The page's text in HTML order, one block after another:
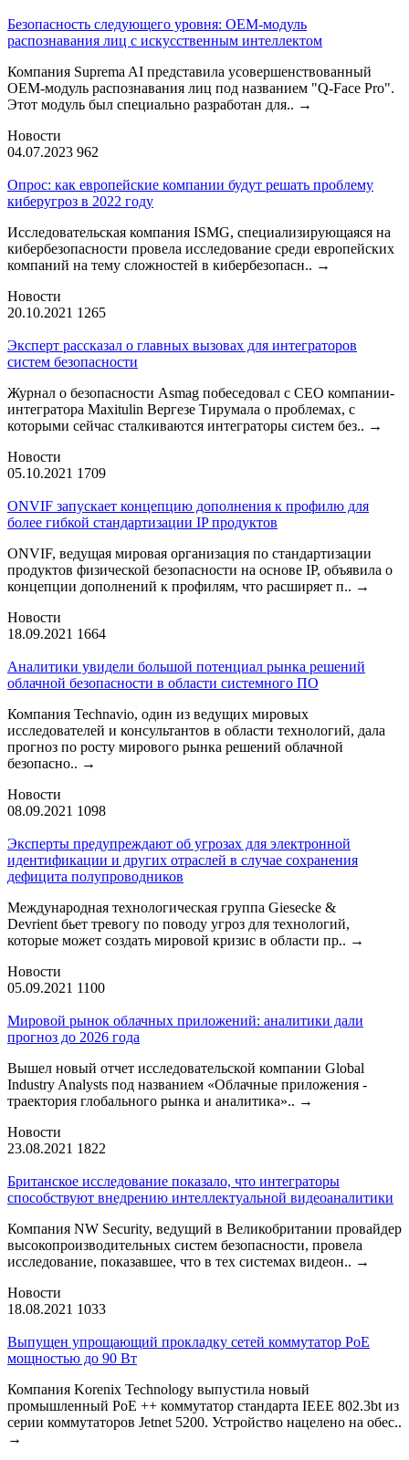
Безопасность следующего уровня: OEM-модуль
распознавания лиц с искусственным интеллектом
Компания Suprema AI представила усовершенствованный
OEM-модуль распознавания лиц под названием "Q-Face Pro".
Этот модуль был специально разработан для.. →
Новости
04.07.2023 962
Опрос: как европейские компании будут решать проблему
киберугроз в 2022 году
Исследовательская компания ISMG, специализирующаяся на
кибербезопасности провела исследование среди европейских
компаний на тему сложностей в кибербезопасн.. →
Новости
20.10.2021 1265
Эксперт рассказал о главных вызовах для интеграторов
систем безопасности
Журнал о безопасности Asmag побеседовал с CEO компании-
интегратора Maxitulin Вергезе Тирумала о проблемах, с
которыми сейчас сталкиваются интеграторы систем без.. →
Новости
05.10.2021 1709
ONVIF запускает концепцию дополнения к профилю для
более гибкой стандартизации IP продуктов
ONVIF, ведущая мировая организация по стандартизации
продуктов физической безопасности на основе IP, объявила о
концепции дополнений к профилям, что расширяет п.. →
Новости
18.09.2021 1664
Аналитики увидели большой потенциал рынка решений
облачной безопасности в области системного ПО
Компания Technavio, один из ведущих мировых
исследователей и консультантов в области технологий, дала
прогноз по росту мирового рынка решений облачной
безопасно.. →
Новости
08.09.2021 1098
Эксперты предупреждают об угрозах для электронной
идентификации и других отраслей в случае сохранения
дефицита полупроводников
Международная технологическая группа Giesecke &
Devrient бьет тревогу по поводу угроз для технологий,
которые может создать мировой кризис в области пр.. →
Новости
05.09.2021 1100
Мировой рынок облачных приложений: аналитики дали
прогноз до 2026 года
Вышел новый отчет исследовательской компании Global
Industry Analysts под названием «Облачные приложения -
траектория глобального рынка и аналитика».. →
Новости
23.08.2021 1822
Британское исследование показало, что интеграторы
способствуют внедрению интеллектуальной видеоаналитики
Компания NW Security, ведущий в Великобритании провайдер
высокопроизводительных систем безопасности, провела
исследование, показавшее, что в тех системах видеон.. →
Новости
18.08.2021 1033
Выпущен упрощающий прокладку сетей коммутатор PoE
мощностью до 90 Вт
Компания Korenix Technology выпустила новый
промышленный PoE ++ коммутатор стандарта IEEE 802.3bt из
серии коммутаторов Jetnet 5200. Устройство нацелено на обес..
→